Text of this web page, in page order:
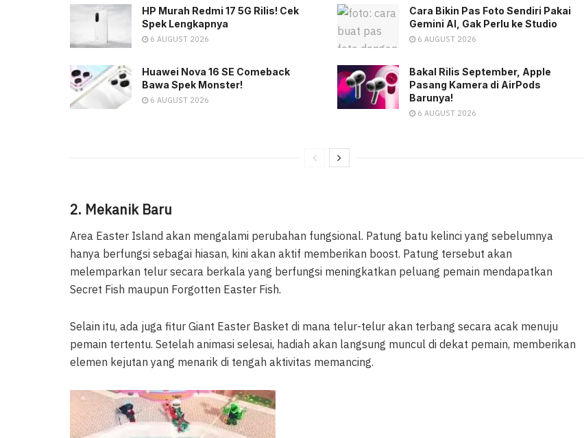
HP Murah Redmi 17 5G Rilis! Cek
Spek Lengkapnya
6 AUGUST 2026
Cara Bikin Pas Foto Sendiri Pakai
Gemini AI, Gak Perlu ke Studio
6 AUGUST 2026
Huawei Nova 16 SE Comeback
Bawa Spek Monster!
6 AUGUST 2026
Bakal Rilis September, Apple
Pasang Kamera di AirPods
Barunya!
6 AUGUST 2026
2. Mekanik Baru
Area Easter Island akan mengalami perubahan fungsional. Patung batu kelinci yang sebelumnya
hanya berfungsi sebagai hiasan, kini akan aktif memberikan boost. Patung tersebut akan
melemparkan telur secara berkala yang berfungsi meningkatkan peluang pemain mendapatkan
Secret Fish maupun Forgotten Easter Fish.
Selain itu, ada juga fitur Giant Easter Basket di mana telur-telur akan terbang secara acak menuju
pemain tertentu. Setelah animasi selesai, hadiah akan langsung muncul di dekat pemain, memberikan
elemen kejutan yang menarik di tengah aktivitas memancing.